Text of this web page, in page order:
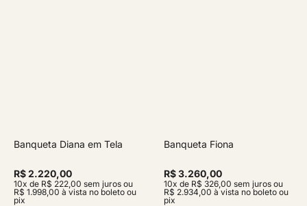
Banqueta Diana em Tela
R$ 2.220,00
10x de R$ 222,00 sem juros ou
R$ 1.998,00 à vista no boleto ou
pix
Banqueta Fiona
R$ 3.260,00
10x de R$ 326,00 sem juros ou
R$ 2.934,00 à vista no boleto ou
pix